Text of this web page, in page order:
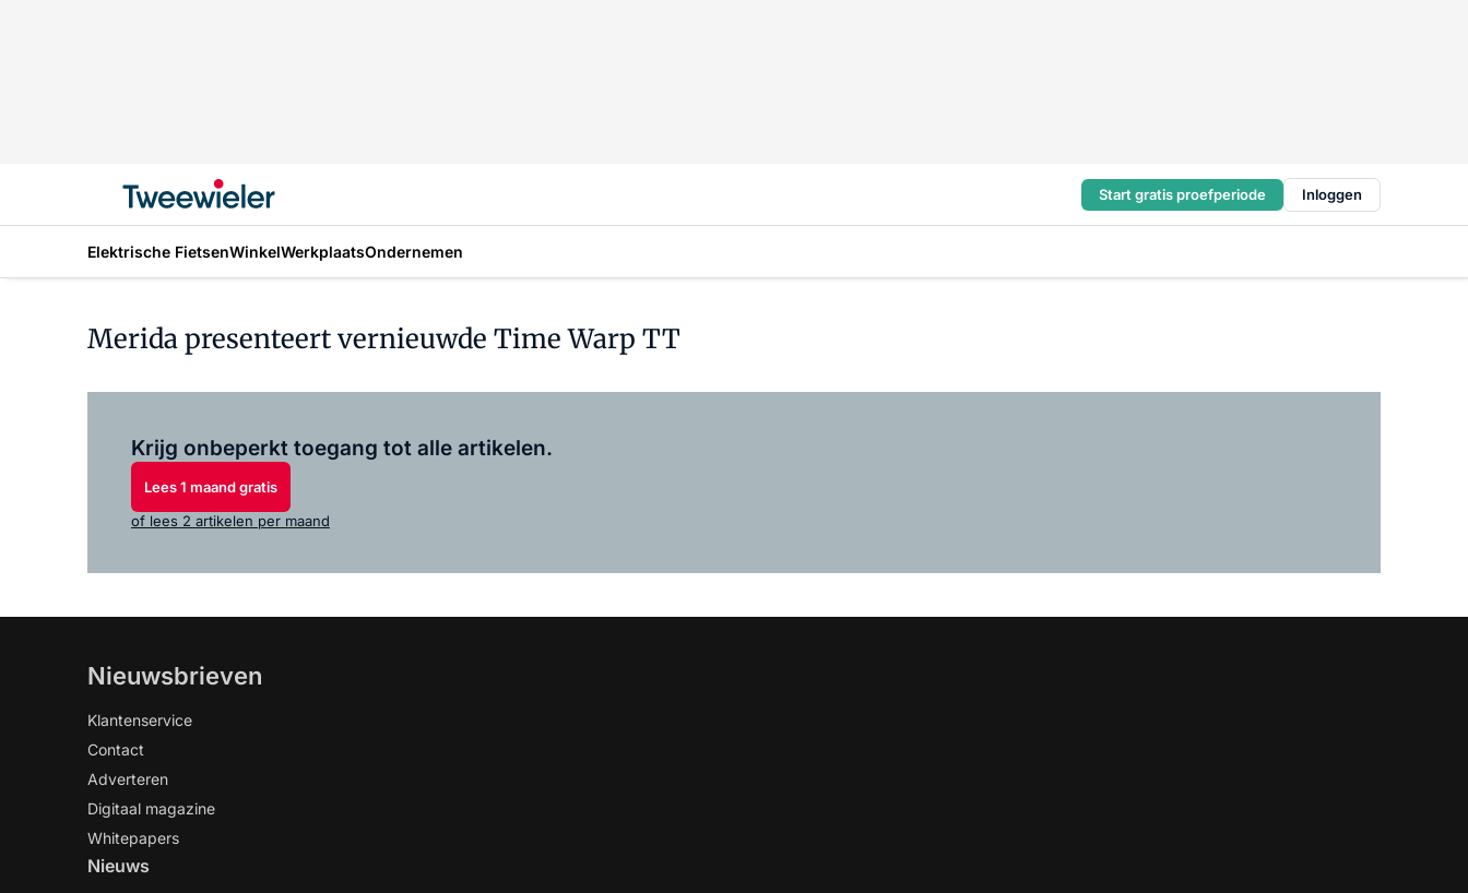
Start gratis proefperiode Inloggen
Elektrische FietsenWinkelWerkplaatsOndernemen
Merida presenteert vernieuwde Time Warp TT
Krijg onbeperkt toegang tot alle artikelen.
Lees 1 maand gratis
of lees 2 artikelen per maand
Nieuwsbrieven
Klantenservice
Contact
Adverteren
Digitaal magazine
Whitepapers
Nieuws